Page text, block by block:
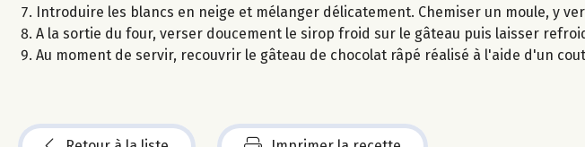
Introduire les blancs en neige et mélanger délicatement. Chemiser un moule, y
A la sortie du four, verser doucement le sirop froid sur le gâteau puis laisser
Au moment de servir, recouvrir le gâteau de chocolat râpé réalisé à l'aide d'un